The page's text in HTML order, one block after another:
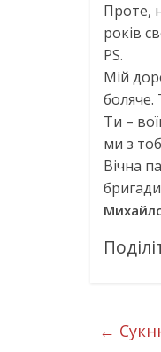
Проте,
років
PS.
Мій
боляче.
Ти –
ми з
Вічна
←